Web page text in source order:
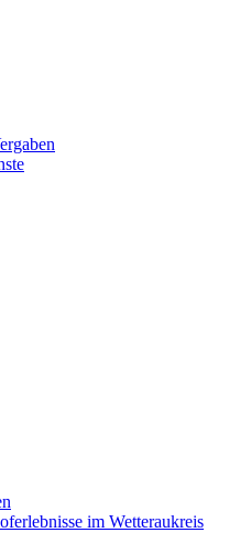
im Wetteraukreis